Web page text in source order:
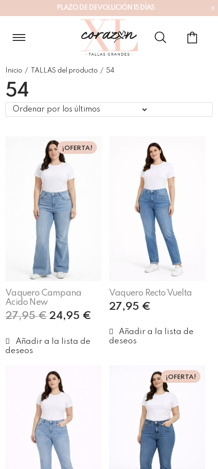
PLAZO DE DEVOLUCI ÓN 5 DÍ AS x
Inicio / TALLAS del producto / 54
54
¡OFERTA!
Vaquero Campana
Acido New
27,95€ 24,95 €
Vaquero Recto Vuelta
27,95 €
¡OFERTA!